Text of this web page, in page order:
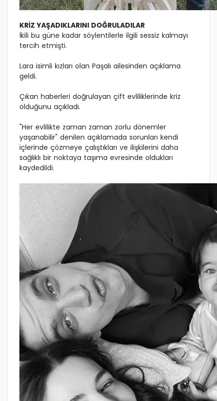
KRİZ YAŞADIKLARINI DOĞRULADILAR
İkili bu güne kadar söylentilerle ilgili sessiz kalmayı
tercih etmişti.
Lara isimli kızları olan Paşalı ailesinden açıklama
geldi.
Çıkan haberleri doğrulayan çift evliliklerinde kriz
olduğunu açıkladı.
"Her evlilikte zaman zaman zorlu dönemler
yaşanabilir" denilen açıklamada sorunları kendi
içlerinde çözmeye çalıştıkları ve ilişkilerini daha
sağlıklı bir noktaya taşıma evresinde oldukları
kaydedildi.